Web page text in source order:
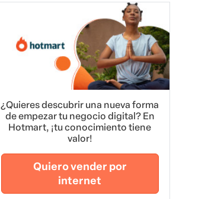
¿Quieres descubrir una nueva forma
de empezar tu negocio digital? En
Hotmart, ¡tu conocimiento tiene
valor!
Quiero vender por
internet